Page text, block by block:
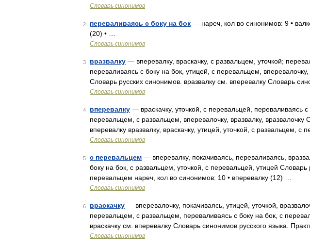
Словарь синонимов
2 переваливаясь с боку на бок — нареч, кол во синонимов: 9 •
(20) • …
Словарь синонимов
3 вразвалку — вперевалку, враскачку, с развальцем, уточкой;
переваливаясь с боку на бок, утицей, с перевальцем, вперевалочку,
Словарь русских синонимов. вразвалку см. вперевалку Словарь
Словарь синонимов
4 вперевалку — враскачку, уточкой, с перевальцей, переваливаясь
перевальцем, с развальцем, вперевалочку, вразвалку, вразвалочку
вперевалку вразвалку, враскачку, утицей, уточкой, с развальцем, с
Словарь синонимов
5 с перевальцем — вперевалку, покачиваясь, переваливаясь,
боку на бок, с развальцем, уточкой, с перевальцей, утицей Словарь
перевальцем нареч, кол во синонимов: 10 • вперевалку (12) …
Словарь синонимов
6 враскачку — вперевалочку, покачиваясь, утицей, уточкой,
перевальцем, с развальцем, переваливаясь с боку на бок, с
враскачку см. вперевалку Словарь синонимов русского языка.
Словарь синонимов